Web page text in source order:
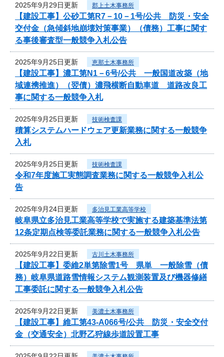
2025年9月29日更新 郡上土木事務所
【建設工事】公砂工第R7－10－1号/公共 防災・安全
交付金（急傾斜地崩壊対策事業）（債務）工事に関す
る事後審査型一般競争入札公告
2025年9月25日更新 恵那土木事務所
【建設工事】濃工第N1－6号/公共 一般国道改築（地
域連携推進）（翌債）濃飛横断自動車道 道路改良工
事に関する一般競争入札
2025年9月25日更新 技術検査課
積算システムハードウェア更新業務に関する一般競争
入札
2025年9月25日更新 技術検査課
令和7年度施工実態調査業務に関する一般競争入札公
告
2025年9月24日更新 多治見工業高等学校
岐阜県立多治見工業高等学校で実施する建築基準法第
12条定期点検等委託業務に関する一般競争入札公告
2025年9月22日更新 古川土木事務所
【建設工事】委維2単第除雪1号 県単 一般除雪（債
務）岐阜県道路雪情報システム観測装置及び機器修繕
工事委託に関する一般競争入札公告
2025年9月22日更新 美濃土木事務所
【建設工事】維工第43-A066号/公共 防災・安全交付
金（交通安全）北野乙狩線歩道設置工事